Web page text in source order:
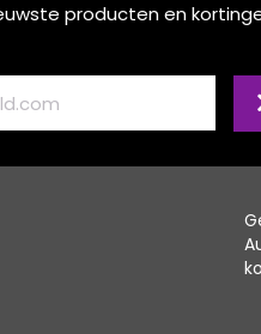
producten en